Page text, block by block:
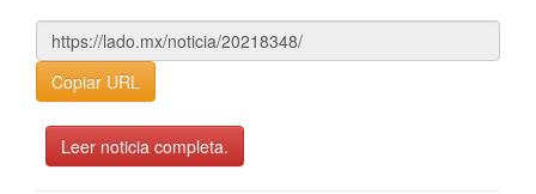
Copiar URL
Leer noticia completa.